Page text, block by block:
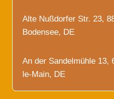
Alte Nußdorfer Str. 23,
Bodensee, DE
An der Sandelmühle 13,
le-Main, DE